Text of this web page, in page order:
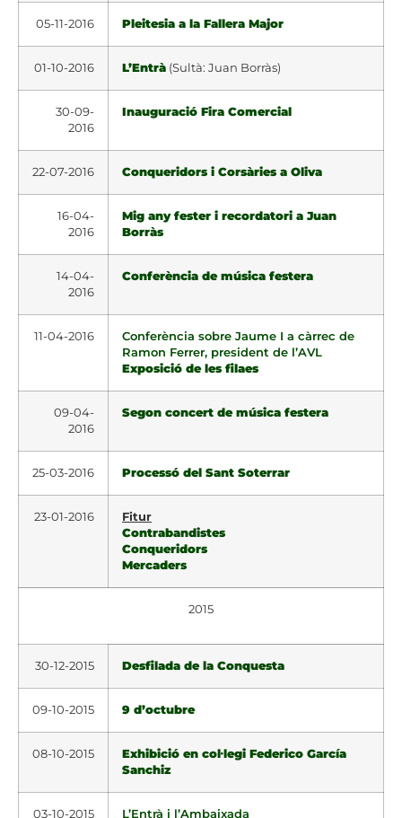
05-11-2016 Pleitesia a la Fallera Major
01-10-2016 L’Entrà (Sultà: Juan Borràs)
30-09-
2016
Inauguració Fira Comercial
22-07-2016 Conqueridors i Corsàries a Oliva
16-04-
2016
Mig any fester i recordatori a Juan
Borràs
14-04-
2016
Conferència de música festera
11-04-2016
Conferència sobre Jaume I a càrrec de
Ramon Ferrer, president de l’AVL
Exposició de les filaes
09-04-
2016
Segon concert de música festera
25-03-2016 Processó del Sant Soterrar
23-01-2016
Fitur
Contrabandistes
Conqueridors
Mercaders
2015
30-12-2015 Desfilada de la Conquesta
09-10-2015 9 d’octubre
08-10-2015
Exhibició en col·legi Federico García
Sanchiz
03-10-2015 L’Entrà i l’Ambaixada